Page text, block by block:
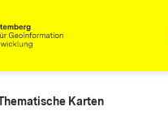
Karten